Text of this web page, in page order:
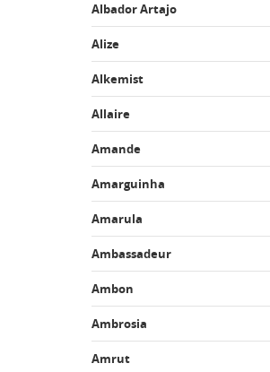
Albador Artajo
Alize
Alkemist
Allaire
Amande
Amarguinha
Amarula
Ambassadeur
Ambon
Ambrosia
Amrut